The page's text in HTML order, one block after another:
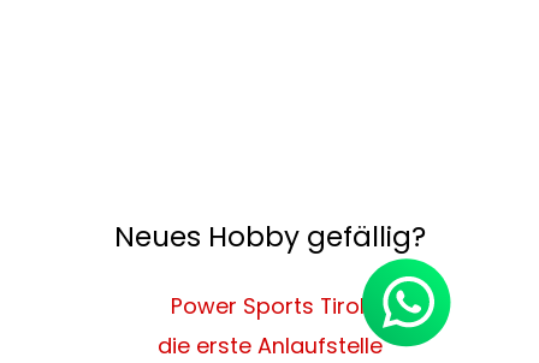
Neues Hobby gefällig?
Power Sports Tirol,
die erste Anlaufstelle